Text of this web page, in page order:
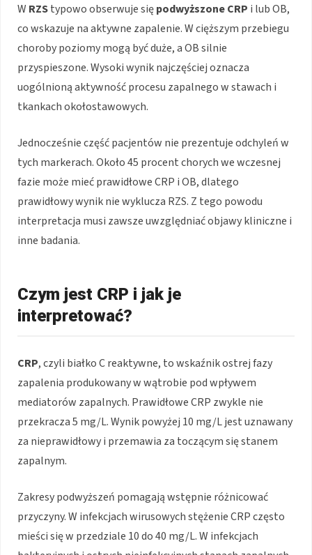
W RZStypowo obserwuje siępodwyższone CRP i lub OB,
co wskazuje na aktywne zapalenie. W cięższym przebiegu
choroby poziomy mogą być duże, a OB silnie
przyspieszone. Wysoki wynik najczęściej oznacza
uogólnioną aktywność procesu zapalnego w stawach i
tkankach okołostawowych.
Jednocześnie część pacjentów nie prezentuje odchyleń w
tych markerach. Około 45 procent chorych we wczesnej
fazie może mieć prawidłowe CRP i OB, dlatego
prawidłowy wynik nie wyklucza RZS. Z tego powodu
interpretacja musi zawsze uwzględniać objawy kliniczne i
inne badania.
Czym jest CRP i jak je
interpretować?
CRP, czyli białko C reaktywne, to wskaźnik ostrej fazy
zapalenia produkowany w wątrobie pod wpływem
mediatorów zapalnych. Prawidłowe CRP zwykle nie
przekracza 5 mg/L. Wynik powyżej 10 mg/L jest uznawany
za nieprawidłowy i przemawia za toczącym się stanem
zapalnym.
Zakresy podwyższeń pomagają wstępnie różnicować
przyczyny. W infekcjach wirusowych stężenie CRP często
mieści się w przedziale 10 do 40 mg/L. W infekcjach